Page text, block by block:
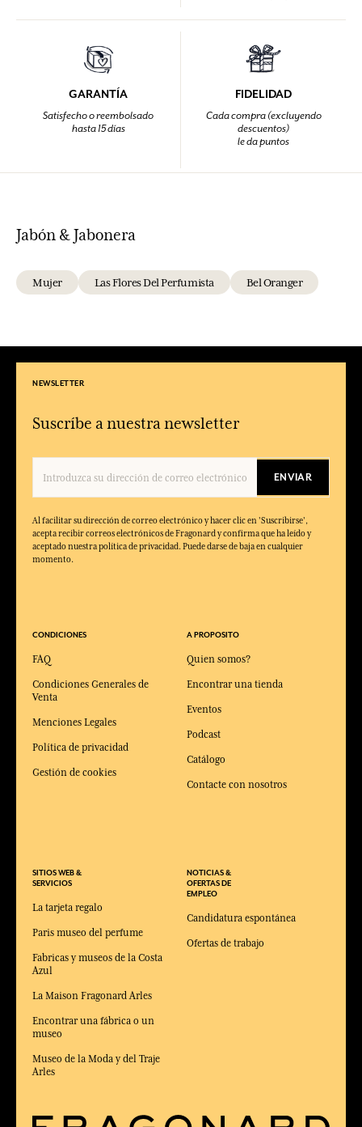
GARANTÍA
Satisfecho o reembolsado
hasta 15 días
FIDELIDAD
Cada compra (excluyendo
descuentos)
le da puntos
Jabón & Jabonera
Mujer Las Flores Del Perfumista Bel Oranger
NEWSLETTER
Suscríbe a nuestra newsletter
ENVIAR
Al facilitar su dirección de correo electrónico y hacer clic en 'Suscribirse',
acepta recibir correos electrónicos de Fragonard y confirma que ha leído y
aceptado nuestra política de privacidad. Puede darse de baja en cualquier
momento.
CONDICIONES
FAQ
Condiciones Generales de
Venta
Menciones Legales
Política de privacidad
Gestión de cookies
SITIOS WEB &
SERVICIOS
La tarjeta regalo
Paris museo del perfume
Fabricas y museos de la Costa
Azul
La Maison Fragonard Arles
Encontrar una fábrica o un
museo
Museo de la Moda y del Traje
Arles
A PROPOSITO
Quien somos?
Encontrar una tienda
Eventos
Podcast
Catálogo
Contacte con nosotros
NOTICIAS &
OFERTAS DE
EMPLEO
Candidatura espontánea
Ofertas de trabajo